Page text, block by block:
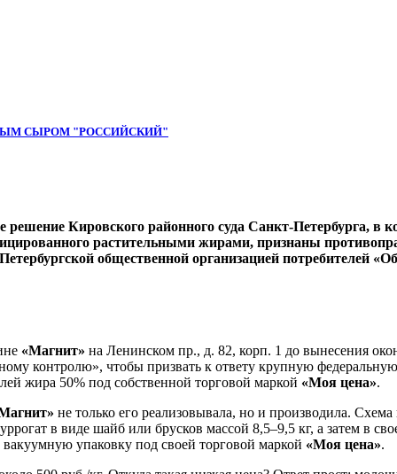
СЫРОМ "РОССИЙСКИЙ"
решение Кировского районного суда Санкт-Петербурга, в
растительными жирами, признаны
общественной организацией потребителей
«Магнит» на Ленинском пр., д. 82, корп. 1 до вынесения
контролю», чтобы призвать к ответу крупную
жира 50% под собственной торговой маркой «Моя цена».
не только его реализовывала, но и производила.
в виде шайб или брусков массой 8,5–9,5 кг, а затем в
упаковку под своей торговой маркой «Моя цена».